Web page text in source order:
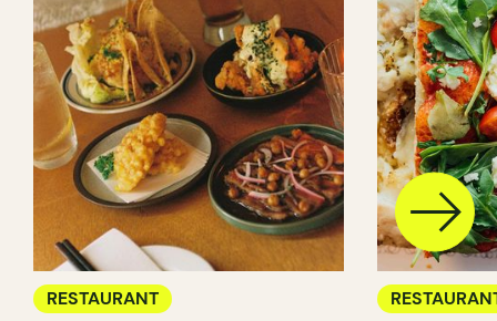
RESTAURANT